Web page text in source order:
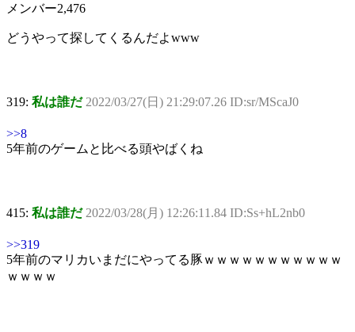
メンバー2,476
どうやって探してくるんだよwww
319: 私は誰だ 2022/03/27(日) 21:29:07.26 ID:sr/MScaJ0
>>8
5年前のゲームと比べる頭やばくね
415: 私は誰だ 2022/03/28(月) 12:26:11.84 ID:Ss+hL2nb0
>>319
5年前のマリカいまだにやってる豚ｗｗｗｗｗｗｗｗｗｗｗ
ｗｗｗｗ